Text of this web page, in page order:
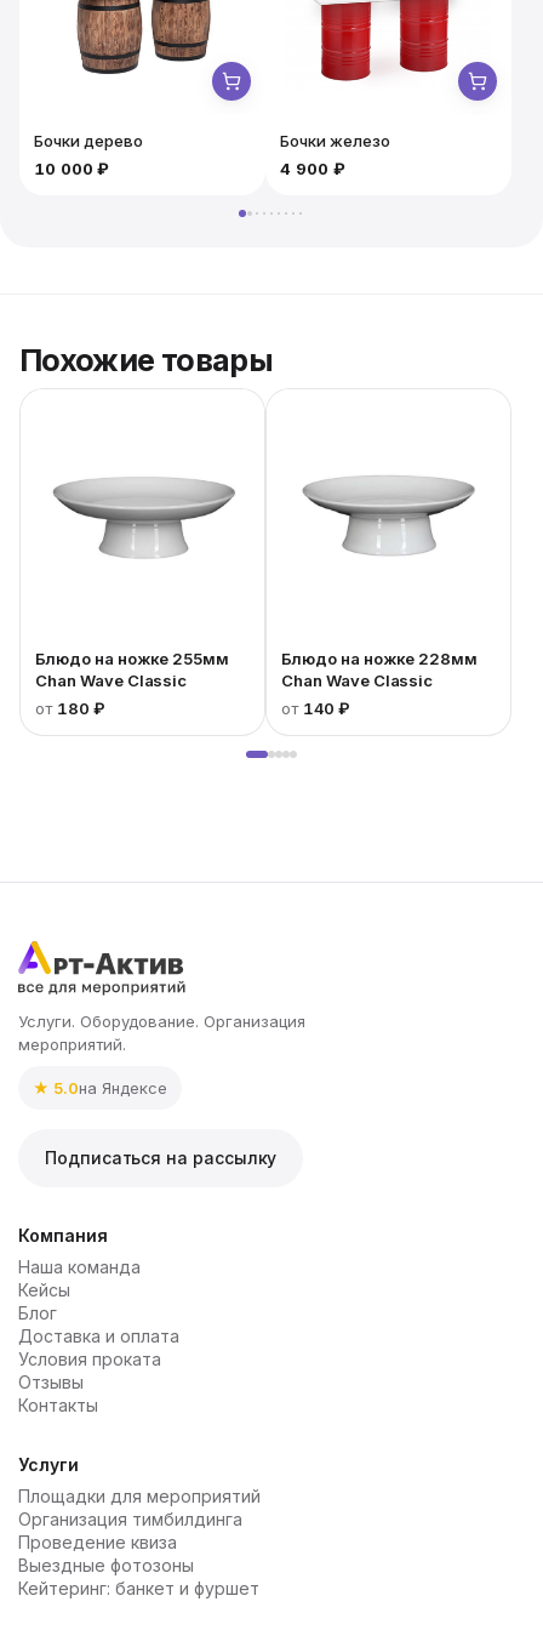
запоминающейся, минимизируя хлопоты по
организации.
Бочки дерево
10 000 ₽
Бочки железо
4 900 ₽
Похожие товары
Блюдо на ножке 255мм
Chan Wave Classic
от 180 ₽
Блюдо на ножке 228мм
Chan Wave Classic
от 140 ₽
Услуги. Оборудование. Организация
мероприятий.
★ 5.0на Яндексе
Подписаться на рассылку
Компания
Наша команда
Кейсы
Блог
Доставка и оплата
Условия проката
Отзывы
Контакты
Услуги
Площадки для мероприятий
Организация тимбилдинга
Проведение квиза
Выездные фотозоны
Кейтеринг: банкет и фуршет